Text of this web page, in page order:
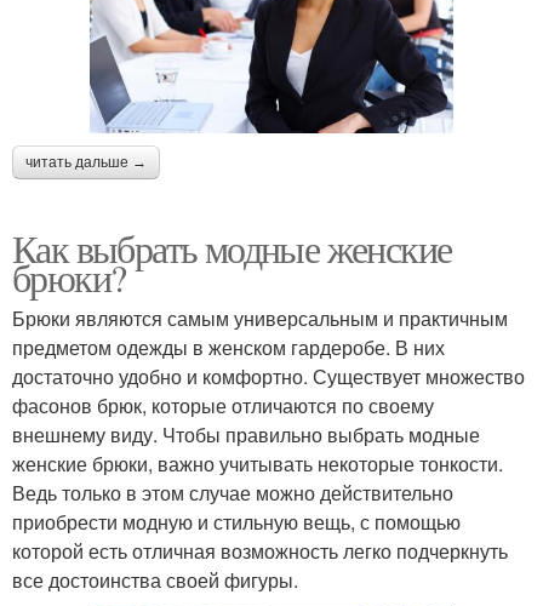
читать дальше →
Как выбрать модные женские
брюки?
Брюки являются самым универсальным и практичным
предметом одежды в женском гардеробе. В них
достаточно удобно и комфортно. Существует множество
фасонов брюк, которые отличаются по своему
внешнему виду. Чтобы правильно выбрать модные
женские брюки, важно учитывать некоторые тонкости.
Ведь только в этом случае можно действительно
приобрести модную и стильную вещь, с помощью
которой есть отличная возможность легко подчеркнуть
все достоинства своей фигуры.